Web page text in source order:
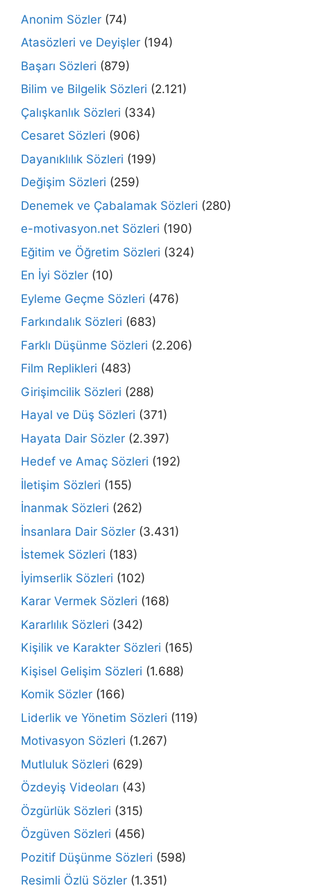
Anonim Sözler (74)
Atasözleri ve Deyişler (194)
Başarı Sözleri (879)
Bilim ve Bilgelik Sözleri (2.121)
Çalışkanlık Sözleri (334)
Cesaret Sözleri (906)
Dayanıklılık Sözleri (199)
Değişim Sözleri (259)
Denemek ve Çabalamak Sözleri (280)
e-motivasyon.net Sözleri (190)
Eğitim ve Öğretim Sözleri (324)
En İyi Sözler (10)
Eyleme Geçme Sözleri (476)
Farkındalık Sözleri (683)
Farklı Düşünme Sözleri (2.206)
Film Replikleri (483)
Girişimcilik Sözleri (288)
Hayal ve Düş Sözleri (371)
Hayata Dair Sözler (2.397)
Hedef ve Amaç Sözleri (192)
İletişim Sözleri (155)
İnanmak Sözleri (262)
İnsanlara Dair Sözler (3.431)
İstemek Sözleri (183)
İyimserlik Sözleri (102)
Karar Vermek Sözleri (168)
Kararlılık Sözleri (342)
Kişilik ve Karakter Sözleri (165)
Kişisel Gelişim Sözleri (1.688)
Komik Sözler (166)
Liderlik ve Yönetim Sözleri (119)
Motivasyon Sözleri (1.267)
Mutluluk Sözleri (629)
Özdeyiş Videoları (43)
Özgürlük Sözleri (315)
Özgüven Sözleri (456)
Pozitif Düşünme Sözleri (598)
Resimli Özlü Sözler (1.351)